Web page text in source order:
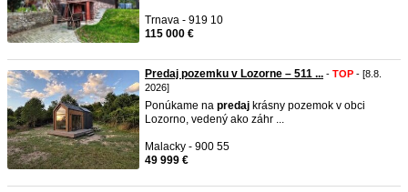
Trnava - 919 10
115 000 €
Predaj pozemku v Lozorne – 511 ... - TOP - [8.8.
2026]
Ponúkame na predaj krásny pozemok v obci
Lozorno, vedený ako záhr ...
Malacky - 900 55
49 999 €